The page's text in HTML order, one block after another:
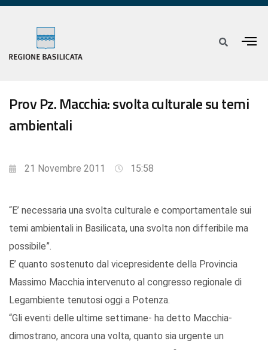
Prov Pz. Macchia: svolta culturale su temi
ambientali
21 Novembre 2011 15:58
“E’ necessaria una svolta culturale e comportamentale sui
temi ambientali in Basilicata, una svolta non differibile ma
possibile”.
E’ quanto sostenuto dal vicepresidente della Provincia
Massimo Macchia intervenuto al congresso regionale di
Legambiente tenutosi oggi a Potenza.
“Gli eventi delle ultime settimane- ha detto Macchia-
dimostrano, ancora una volta, quanto sia urgente un